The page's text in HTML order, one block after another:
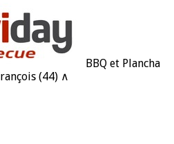
BBQ et Plancha
(44) ∧